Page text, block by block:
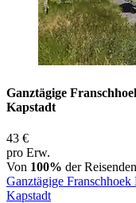
Ganztägige
Kapstadt
43 €
pro Erw.
Von 100% der
Ganztägige
Kapstadt